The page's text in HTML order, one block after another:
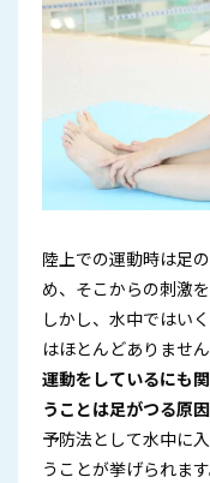
陸上での運動時は足
め、そこからの刺激
しかし、水中ではい
はほとんどありません
運動をしているにも
うことは足がつる原
予防法として水中に
うことが挙げられます